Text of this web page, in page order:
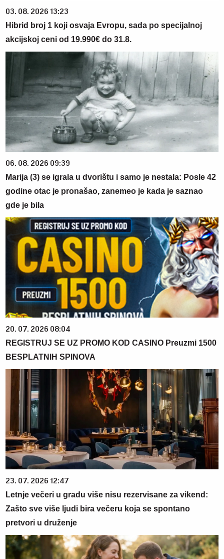
03. 08. 2026 13:23
Hibrid broj 1 koji osvaja Evropu, sada po specijalnoj
akcijskoj ceni od 19.990€ do 31.8.
06. 08. 2026 09:39
Marija (3) se igrala u dvorištu i samo je nestala: Posle 42
godine otac je pronašao, zanemeo je kada je saznao
gde je bila
20. 07. 2026 08:04
REGISTRUJ SE UZ PROMO KOD CASINO Preuzmi 1500
BESPLATNIH SPINOVA
23. 07. 2026 12:47
Letnje večeri u gradu više nisu rezervisane za vikend:
Zašto sve više ljudi bira večeru koja se spontano
pretvori u druženje